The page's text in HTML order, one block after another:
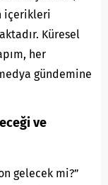
içerikleri
Küresel
her
gündemine
ve
gelecek mi?”